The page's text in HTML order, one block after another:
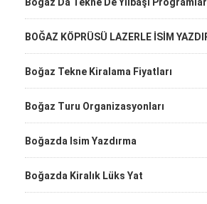
BOĞAZ KÖPRÜSÜ LAZERLE İSİM
Boğaz Tekne Kiralama Fiyatları
Boğaz Turu Organizasyonları
Boğazda Isim Yazdırma
Boğazda Kiralık Lüks Yat